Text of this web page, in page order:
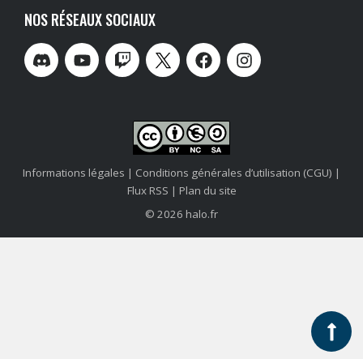
NOS RÉSEAUX SOCIAUX
Informations légales | Conditions générales d’utilisation (CGU) |
Flux RSS | Plan du site
© 2026 halo.fr